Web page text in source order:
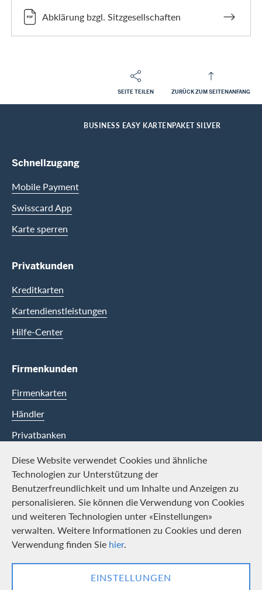
Diese Website verwendet Cookies und ähnliche
Technologien zur Unterstützung der
Benutzerfreundlichkeit und um Inhalte und Anzeigen zu
personalisieren. Sie können die Verwendung von Cookies
und weiteren Technologien unter «Einstellungen»
verwalten. Weitere Informationen zu Cookies und deren
Verwendung finden Sie hier.
EINSTELLUNGEN
Abklärung bzgl. Sitzgesellschaften
SEITE TEILEN ZURÜCK ZUM SEITENANFANG
Footer
BUSINESS EASY KARTENPAKET SILVER
Footer Navigation
Schnellzugang
Mobile Payment
Swisscard App
Karte sperren
Privatkunden
Kreditkarten
Kartendienstleistungen
Hilfe-Center
Firmenkunden
Firmenkarten
Händler
Privatbanken
Swisscard
Karriere
Offene Stellen
Medien